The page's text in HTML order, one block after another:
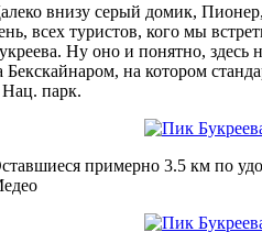
внизу серый домик,
всех туристов, кого мы
Ну оно и понятно, здесь
Бекскайнаром, на котором
Нац. парк.
примерно 3.5 км по